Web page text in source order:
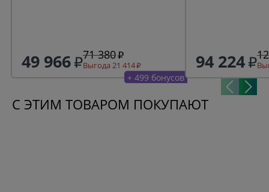
49 966 71 380
Выгода 21 414
+ 499 бонусов
94 224
С ЭТИМ ТОВАРОМ ПОКУПАЮТ